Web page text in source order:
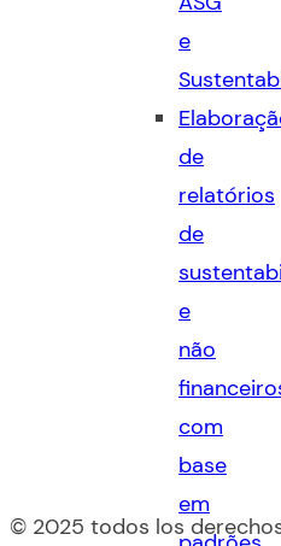
e
de
relatórios
de
e
não
com
base
em
© 2025 todos los